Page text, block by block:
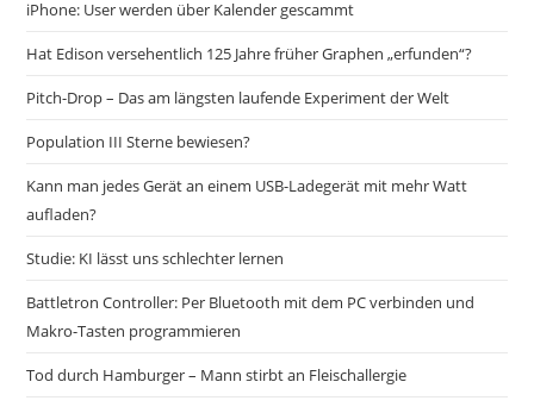
iPhone: User werden über Kalender gescammt
Hat Edison versehentlich 125 Jahre früher Graphen „erfunden“?
Pitch-Drop – Das am längsten laufende Experiment der Welt
Population III Sterne bewiesen?
Kann man jedes Gerät an einem USB-Ladegerät mit mehr Watt
aufladen?
Studie: KI lässt uns schlechter lernen
Battletron Controller: Per Bluetooth mit dem PC verbinden und
Makro-Tasten programmieren
Tod durch Hamburger – Mann stirbt an Fleischallergie